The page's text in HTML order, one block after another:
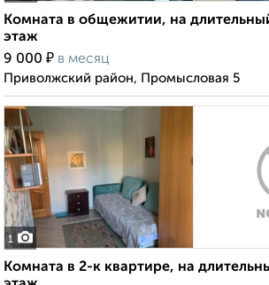
Комната в общежитии, на
этаж
9 000 ₽ в месяц
Приволжский район, Промысловая 5
1
Комната в 2-к квартире, на